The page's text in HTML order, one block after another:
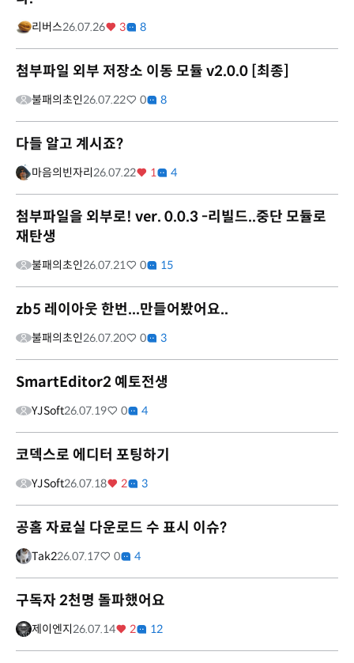
리버스26.07.26 3 8
첨부파일 외부 저장소 이동 모듈 v2.0.0 [최종]
불패의초인26.07.22 0 8
다들 알고 계시죠?
마음의빈자리26.07.22 1 4
첨부파일을 외부로! ver. 0.0.3 -리빌드..중단 모듈로
재탄생
불패의초인26.07.21 0 15
zb5 레이아웃 한번...만들어봤어요..
불패의초인26.07.20 0 3
SmartEditor2 예토전생
YJSoft26.07.19 0 4
코덱스로 에디터 포팅하기
YJSoft26.07.18 2 3
공홈 자료실 다운로드 수 표시 이슈?
Tak226.07.17 0 4
구독자 2천명 돌파했어요
제이엔지26.07.14 2 12